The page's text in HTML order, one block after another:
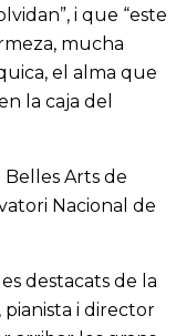
i que “este
mucha
el alma que
la caja del
Arts de
Nacional de
destacats de la
pianista i director